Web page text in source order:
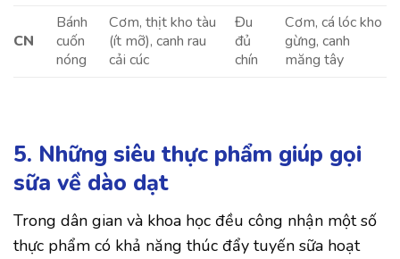
CN
Bánh
cuốn
nóng
Cơm, thịt kho tàu
(ít mỡ), canh rau
cải cúc
Đu
đủ
chín
Cơm, cá lóc kho
gừng, canh
măng tây
5. Những siêu thực phẩm giúp gọi
sữa về dào dạt
Trong dân gian và khoa học đều công nhận một số
thực phẩm có khả năng thúc đẩy tuyến sữa hoạt